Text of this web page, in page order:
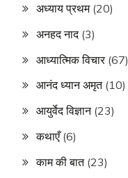
अध्याय प्रथम(20)
अनहद नाद(3)
आध्यात्मिक विचार(67)
आनंद ध्यान अमृत(10)
आयुर्वेद विज्ञान(23)
कथाएँ(6)
काम की बात(23)